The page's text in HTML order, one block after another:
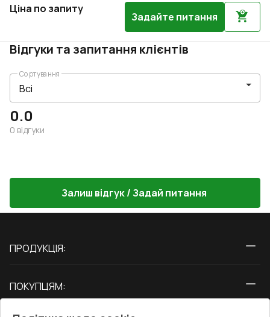
Ціна по запиту
Задайте питання
Відгуки та запитання клієнтів
0.0
0 відгуки
Сортування
Залиш відгук / Задай питання
ПРОДУКЦІЯ:
Двері
ПОКУПЦЯМ: